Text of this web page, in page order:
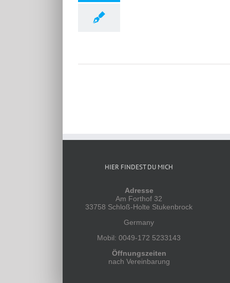
HIER FINDEST DU MICH
Adresse
Am Forthof 32
33758 Schloß-Holte Stukenbrock
Germany
Mobil: 0049-172 5233143
Öffnungszeiten
nach Vereinbarung